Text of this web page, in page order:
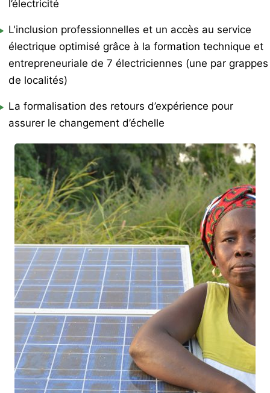
l’électricité
L'inclusion professionnelles et un accès au service
électrique optimisé grâce à la formation technique et
entrepreneuriale de 7 électriciennes (une par grappes
de localités)
La formalisation des retours d’expérience pour
assurer le changement d’échelle